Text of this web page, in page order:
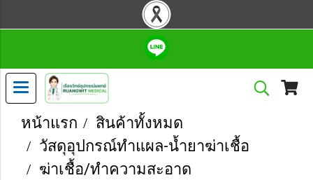
หน้าแรก
สินค้าทั้งหมด
วัสดุอุปกรณ์ทำแผล-น้ำยาฆ่าเชื้อ
ฆ่าเชื้อ/ทำความสะอาด